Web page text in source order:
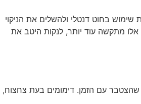
השיניים אינה מגיעה לכל המקומות ומצליחה להסיר רק כ80% מהפלאק, מומלץ לעשות שימוש בחוט דנטלי ולהשלים את הניקוי
אלו מתקשה עוד יותר, לנקות היטב את
שהצטבר עם הזמן. דימומים בעת צחצוח,